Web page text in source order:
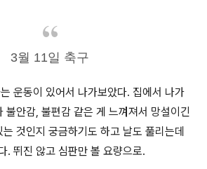
3월 11일 축구
운동이 있어서 나가보았다. 집에서 나가
불안감, 불편감 같은 게 느껴져서 망설이긴
것인지 궁금하기도 하고 날도 풀리는데
. 뛰진 않고 심판만 볼 요량으로.